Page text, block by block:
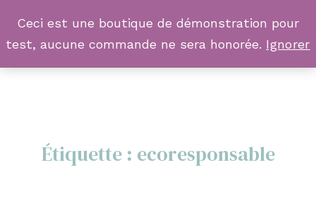
Étiquette : ecoresponsable
Ceci est une boutique de démonstration pour
test, aucune commande ne sera honorée. Ignorer